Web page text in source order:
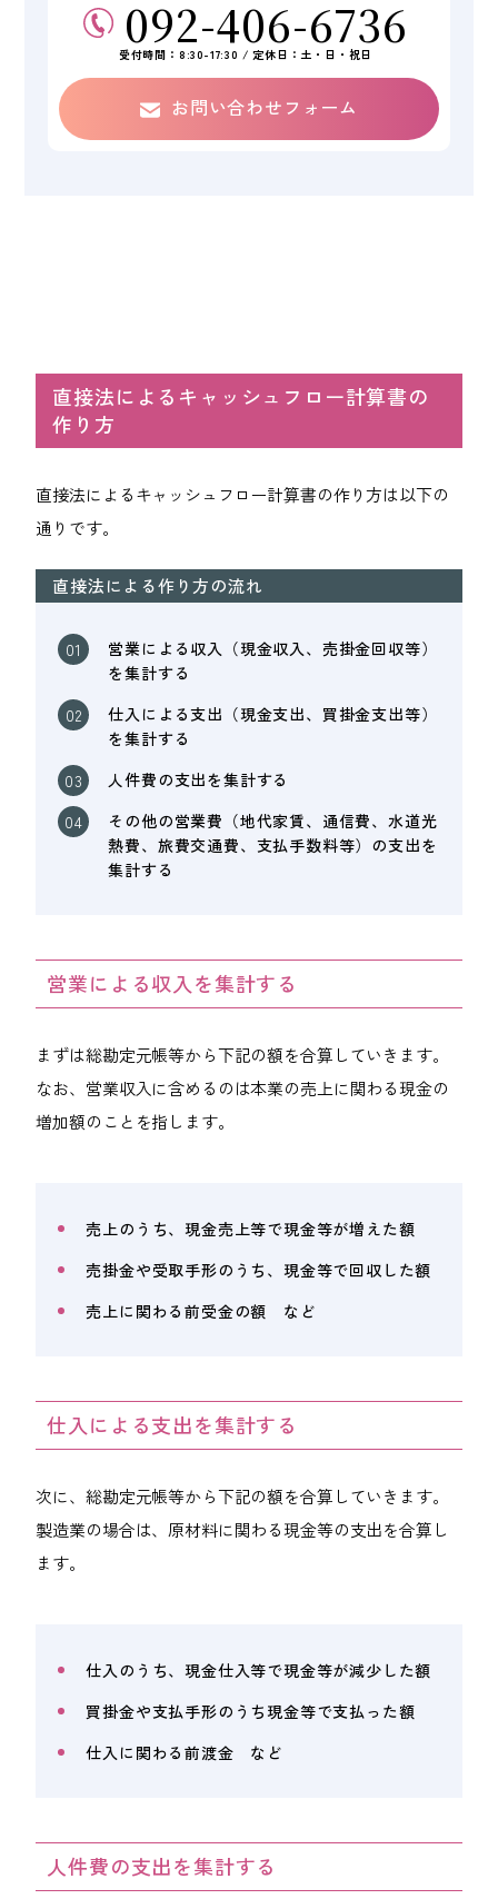
092-406-6736
受付時間：8:30-17:30 / 定休日：土・日・祝日
お問い合わせフォーム
直接法によるキャッシュフロー計算書の
作り方
直接法によるキャッシュフロー計算書の作り方は以下の
通りです。
直接法による作り方の流れ
営業による収入（現金収入、売掛金回収等）
を集計する
仕入による支出（現金支出、買掛金支出等）
を集計する
人件費の支出を集計する
その他の営業費（地代家賃、通信費、水道光
熱費、旅費交通費、支払手数料等）の支出を
集計する
営業による収入を集計する
まずは総勘定元帳等から下記の額を合算していきます。
なお、営業収入に含めるのは本業の売上に関わる現金の
増加額のことを指します。
売上のうち、現金売上等で現金等が増えた額
売掛金や受取手形のうち、現金等で回収した額
売上に関わる前受金の額 など
仕入による支出を集計する
次に、総勘定元帳等から下記の額を合算していきます。
製造業の場合は、原材料に関わる現金等の支出を合算し
ます。
仕入のうち、現金仕入等で現金等が減少した額
買掛金や支払手形のうち現金等で支払った額
仕入に関わる前渡金 など
人件費の支出を集計する